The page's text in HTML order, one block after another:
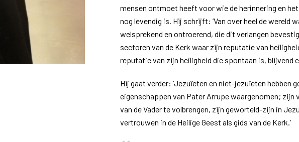
mensen ontmoet heeft voor wie de herinnering en
nog levendig is. Hij schrijft: ‘Van over heel de wereld
welsprekend en ontroerend, die dit verlangen
sectoren van de Kerk waar zijn reputatie van
reputatie van zijn heiligheid die spontaan is, blijvend
Hij gaat verder: ‘Jezuïeten en niet-jezuïeten hebben
eigenschappen van Pater Arrupe waargenomen; zijn
van de Vader te volbrengen, zijn geworteld-zijn in
vertrouwen in de Heilige Geest als gids van de Kerk.’